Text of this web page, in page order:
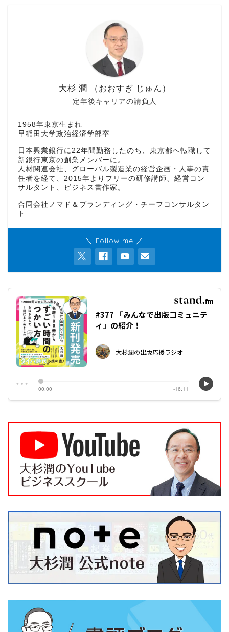
定年後キャリアの請負人
大杉 潤 （おおすぎ じゅん）
1958年東京生まれ
早稲田大学政治経済学部卒
日本興業銀行に22年間勤務したのち、東京都へ転職して
新銀行東京の創業メンバーに。
人材関連会社、グローバル製造業の経営企画・人事の責
任者を経て、2015年よりフリーの研修講師、経営コン
サルタント、ビジネス書作家。
合同会社ノマド＆ブランディング・チーフコンサルタン
ト
＼ Follow me ／